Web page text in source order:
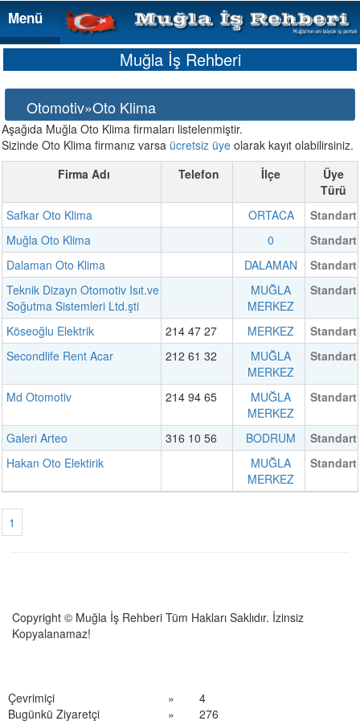
Menü
Menü
Muğla İş Rehberi
Otomotiv»Oto Klima
Aşağıda Muğla Oto Klima firmaları listelenmiştir.
Sizinde Oto Klima firmanız varsa ücretsiz üye olarak kayıt olabilirsiniz.
Firma Adı
Telefon İlçe
Üye
Türü
Safkar Oto Klima
ORTACA
Standart
Muğla Oto Klima
0
Standart
Dalaman Oto Klima
DALAMAN
Standart
Teknik Dizayn Otomotiv Isıt.ve
Soğutma Sistemleri Ltd.şti
MUĞLA
MERKEZ
Standart
Köseoğlu Elektrik 214 47 27 MERKEZ
Standart
Secondlife Rent Acar
212 61 32
MUĞLA
MERKEZ
Standart
Md Otomotiv 214 94 65
MUĞLA
MERKEZ
Standart
Galeri Arteo 316 10 56 BODRUM
Standart
Hakan Oto Elektirik
MUĞLA
MERKEZ
Standart
1
Copyright © Muğla İş Rehberi Tüm Hakları Saklıdır. İzinsiz
Kopyalanamaz!
Çevrimiçi »
4
Bugünkü Ziyaretçi
» 276